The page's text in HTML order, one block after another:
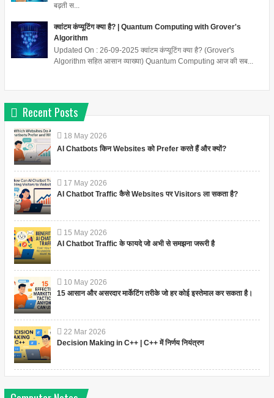
बढ़ती स...
क्वांटम कंप्यूटिंग क्या है? | Quantum Computing with Grover's
Algorithm
Updated On : 26-09-2025 क्वांटम कंप्यूटिंग क्या है? (Grover's
Algorithm सहित आसान व्याख्या) Quantum Computing आज की सब...
Recent Posts
18 May 2026
AI Chatbots किन Websites को Prefer करते हैं और क्यों?
17 May 2026
AI Chatbot Traffic कैसे Websites पर Visitors ला सकता है?
15 May 2026
AI Chatbot Traffic के फायदे जो अभी से समझना जरूरी है
10 May 2026
15 आसान और असरदार मार्केटिंग तरीके जो हर कोई इस्तेमाल कर सकता है।
22 Mar 2026
Decision Making in C++ | C++ में निर्णय नियंत्रण